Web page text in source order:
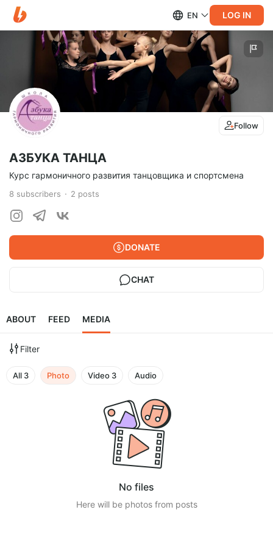
EN LOG IN
Follow
АЗБУКА ТАНЦА
Курс гармоничного развития танцовщика и спортсмена
8 subscribers 2 posts
DONATE
CHAT
ABOUT FEED MEDIA
Filter
All 3 Photo Video 3 Audio
No files
Here will be photos from posts